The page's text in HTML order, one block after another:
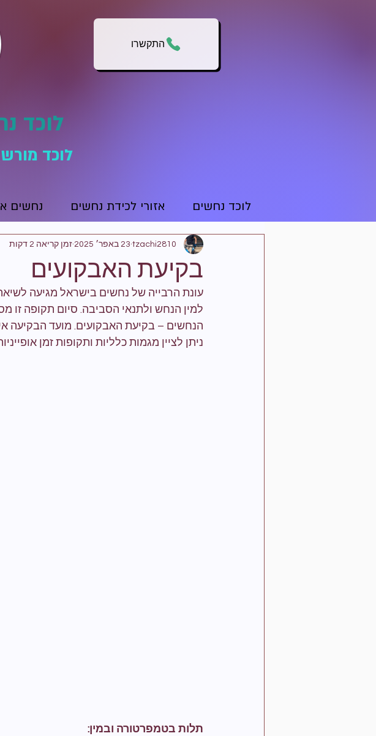
התקשרו
לוכד
לוכד
לוכד נחשים אזורי לכידת נחשים נחשים
בקיעת האבקועים
tzachi2810 23 באפר׳ 2025 זמן קריאה 2 דקות
עונת הרבייה של נחשים בישראל מגיעה
למין הנחש ולתנאי הסביבה. סיום תקופה זו
הנחשים – בקיעת האבקועים. מועד הבקיעה
ניתן לציין מגמות כלליות ותקופות זמן
תלות בטמפרטורה ובמין: